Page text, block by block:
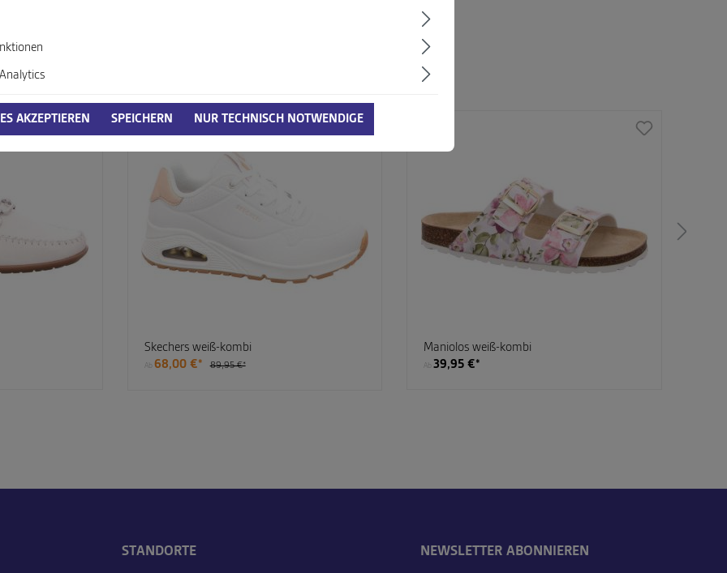
Skechers weiß-kombi
Ab 68,00 €* 89,95 €*
Maniolos weiß-kombi
Ab39,95 €*
STANDORTE NEWSLETTER ABONNIEREN
AKZEPTIEREN SPEICHERN NUR TECHNISCH NOTWENDIGE